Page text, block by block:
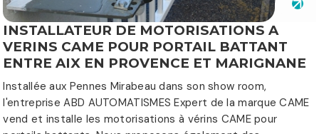
INSTALLATEUR DE MOTORISATIONS A
VERINS CAME POUR PORTAIL BATTANT
ENTRE AIX EN PROVENCE ET MARIGNANE
Installée aux Pennes Mirabeau dans son show room,
l'entreprise ABD AUTOMATISMES Expert de la marque CAME
vend et installe les motorisations à vérins CAME pour